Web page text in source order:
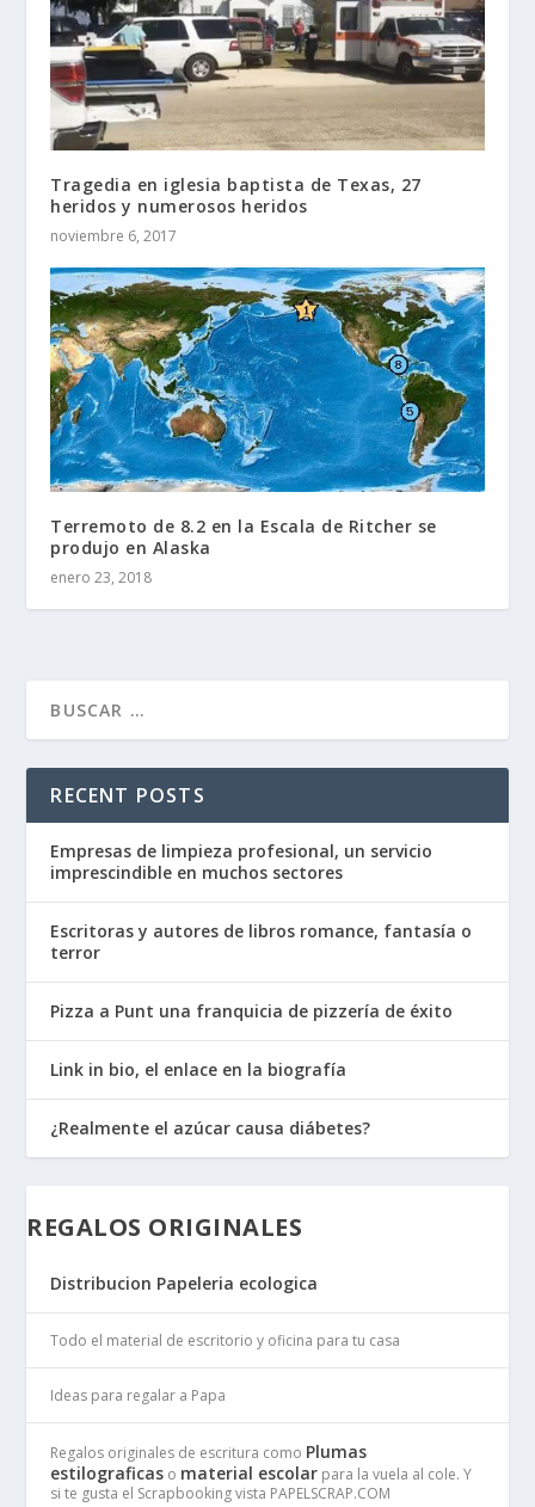
Tragedia en iglesia baptista de Texas, 27
heridos y numerosos heridos
noviembre 6, 2017
Terremoto de 8.2 en la Escala de Ritcher se
produjo en Alaska
enero 23, 2018
RECENT POSTS
Empresas de limpieza profesional, un servicio
imprescindible en muchos sectores
Escritoras y autores de libros romance, fantasía o
terror
Pizza a Punt una franquicia de pizzería de éxito
Link in bio, el enlace en la biografía
¿Realmente el azúcar causa diábetes?
REGALOS ORIGINALES
Distribucion Papeleria ecologica
Todo el material de escritorio y oficina para tu casa
Ideas para regalar a Papa
Regalos originales de escritura como Plumas
estilograficas o material escolar para la vuela al cole. Y
si te gusta el Scrapbooking vista PAPELSCRAP.COM